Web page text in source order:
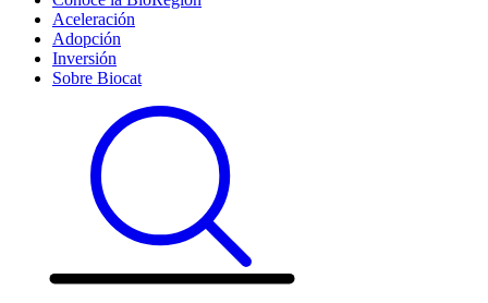
Aceleración
Adopción
Inversión
Sobre Biocat